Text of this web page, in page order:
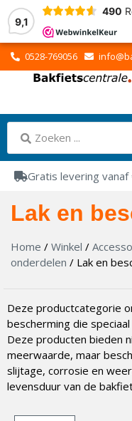
9,1
490
0528-769056
Gratis levering vanaf
Lak en
Home / Winkel /
onderdelen / Lak en
Deze productcategorie
bescherming die
Deze producten bieden
meerwaarde, maar
slijtage, corrosie en
levensduur van de